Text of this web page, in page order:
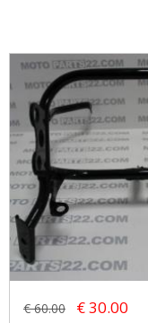
€ 60.00 € 30.00